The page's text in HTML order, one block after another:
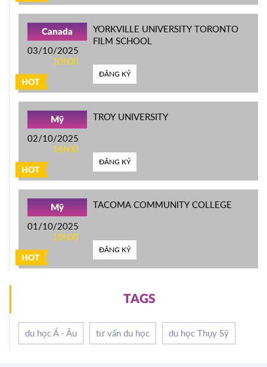
HOT
Canada
03/10/2025
10h00
YORKVILLE UNIVERSITY TORONTO
FILM SCHOOL
ĐĂNG KÝ
HOT
Mỹ
02/10/2025
14h00
TROY UNIVERSITY
ĐĂNG KÝ
HOT
Mỹ
01/10/2025
10h00
TACOMA COMMUNITY COLLEGE
ĐĂNG KÝ
TAGS
du học Á - Âu tư vấn du học du học Thụy Sỹ